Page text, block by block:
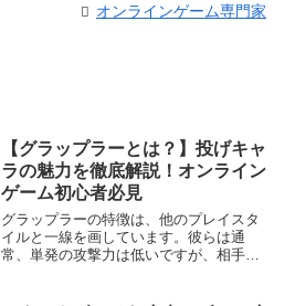
オンラインゲーム専門家
【グラップラーとは？】投げキャ
ラの魅力を徹底解説！オンライン
ゲーム初心者必見
グラップラーの特徴は、他のプレイスタ
イルと一線を画しています。彼らは通
常、単発の攻撃力は低いですが、相手を